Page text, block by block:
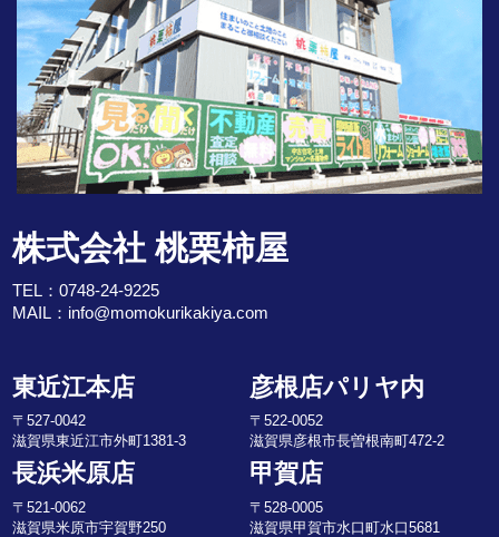
株式会社 桃栗柿屋
TEL：0748-24-9225
MAIL： info@momokurikakiya.com
東近江本店
〒527-0042
滋賀県東近江市外町1381-3
彦根店パリヤ内
〒522-0052
滋賀県彦根市長曽根南町472-2
長浜米原店
〒521-0062
滋賀県米原市宇賀野250
甲賀店
〒528-0005
滋賀県甲賀市水口町水口5681